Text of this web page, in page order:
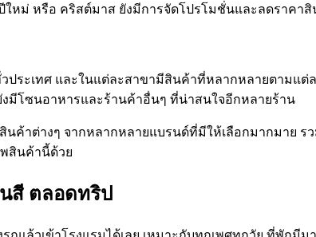
หม่ หรือ คริสต์มาส ยังมีการจัดโปรโมชั่นและลดราคา
ะเทศ และในแต่ละสาขามีสินค้าที่หลากหลายตามแต่ล
มีโซนอาหารและร้านค้าอื่นๆ ที่น่าสนใจอีกหลายร้าน
ค้าต่างๆ จากหลากหลายแบรนด์ที่มีให้เลือกมากมาย
สินค้านี้ด้วย
สี ตลอดทริป